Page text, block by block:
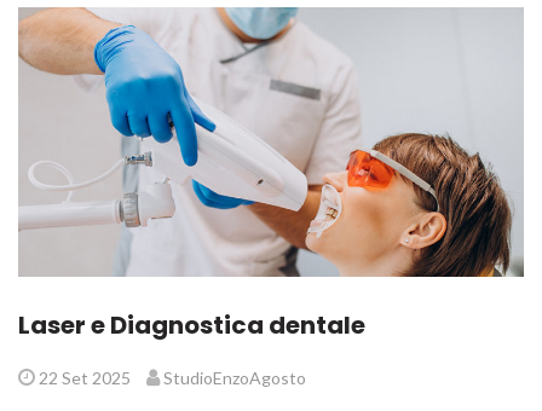
Laser e Diagnostica dentale
22 Set 2025 StudioEnzoAgosto